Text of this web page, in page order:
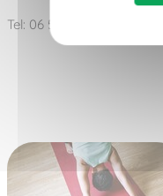
Tel: 06 56 77 76 11